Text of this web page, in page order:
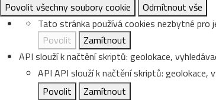
Povolit všechny soubory cookie
Odmítnout vše
Tato stránka používá cookies nezbytné
Povolit
Zamítnout
API slouží k načtění skriptů: geolokace,
API API slouží k načtění skriptů: geolokace,
Povolit
Zamítnout